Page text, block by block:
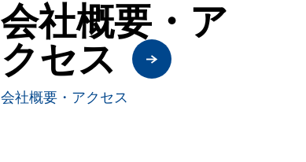
会社概要・ア
クセス
会社概要・アクセス